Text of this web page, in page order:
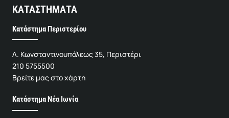
ΚΑΤΑΣΤΗΜΑΤΑ
Κατάστημα Περιστερίου
Λ. Κωνσταντινουπόλεως 35, Περιστέρι
210 5755500
Βρείτε μας στο χάρτη
Κατάστημα Νέα Ιωνία